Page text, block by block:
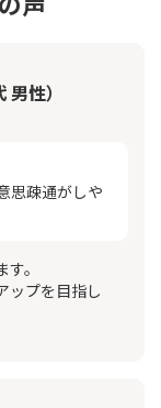
性）
思疎通がしや
。
ップを目指し